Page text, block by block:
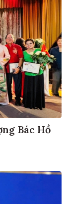
Bác Hồ